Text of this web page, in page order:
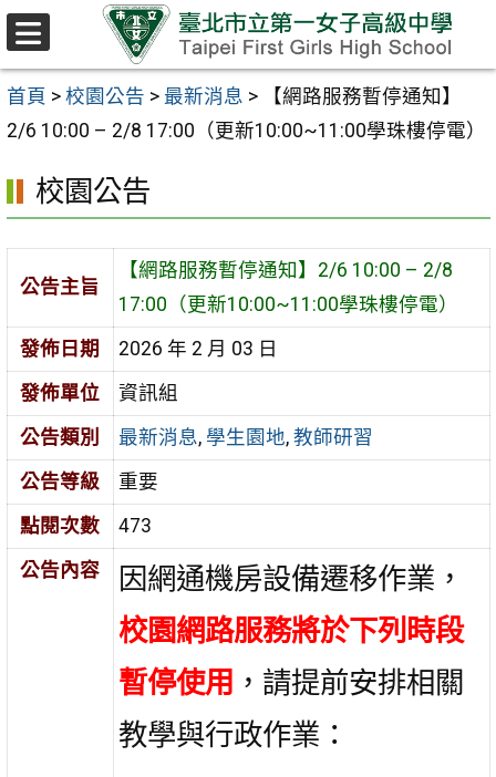
跳至主要內容區
首頁 > 校園公告 > 最新消息 >
【網路服務暫停通知】
2/6 10:00 – 2/8 17:00（更新10:00~11:00學珠樓停電）
校園公告
公告主旨
【網路服務暫停通知】2/6 10:00 – 2/8
17:00（更新10:00~11:00學珠樓停電）
發佈日期
2026 年 2 月 03 日
發佈單位
資訊組
公告類別
最新消息, 學生園地, 教師研習
公告等級
重要
點閱次數
473
公告內容
因網通機房設備遷移作業，
校園網路服務將於下列時段
暫停使用 ，請提前安排相關
教學與行政作業：
選
單